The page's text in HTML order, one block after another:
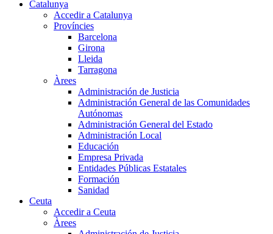
Catalunya
Accedir a Catalunya
Províncies
Barcelona
Girona
Lleida
Tarragona
Àrees
Administración de Justicia
Administración General de las Comunidades
Autónomas
Administración General del Estado
Administración Local
Educación
Empresa Privada
Entidades Públicas Estatales
Formación
Sanidad
Ceuta
Accedir a Ceuta
Àrees